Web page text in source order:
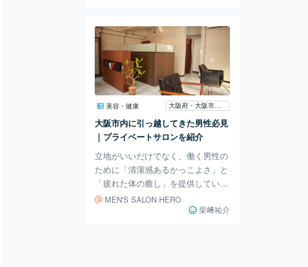
きのコース料理3種の中から選べま
す。 私たちは6,000円の、国産牛ロ
ース＆牛中落ちカルビ＆ハーブチキ
ンの肉３種盛りやアヒージョなどが
楽しめる『ビアガーデンバーベキュ
ーコース』をチョイス。 ドリンク
はセルフスタイルになっているの
で、気兼ねな～くどんどん楽しめち
ゃいますよ
美容・健康 大阪府・大阪市福島区
大阪市内に引っ越してきた男性必見
｜プライベートサロンを紹介
立地がいいだけでなく、働く男性の
ために「清潔感あるかっこよさ」と
「疲れた体の癒し」を提供している
「MEN'S SALON HERO」様。
「大阪に引っ越してきたばかりで美
MEN'S SALON HERO
柴﨑祐介